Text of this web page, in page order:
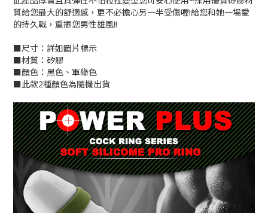
質給您最大的舒適感，更不必擔心另一半受傷喔!給您和她一場愛
的持久戰，重振您男性雄風!!
■尺寸：詳如圖片標示
■材質：矽膠
■顏色：黑色、軍綠色
■此款2種顏色為隨機出貨